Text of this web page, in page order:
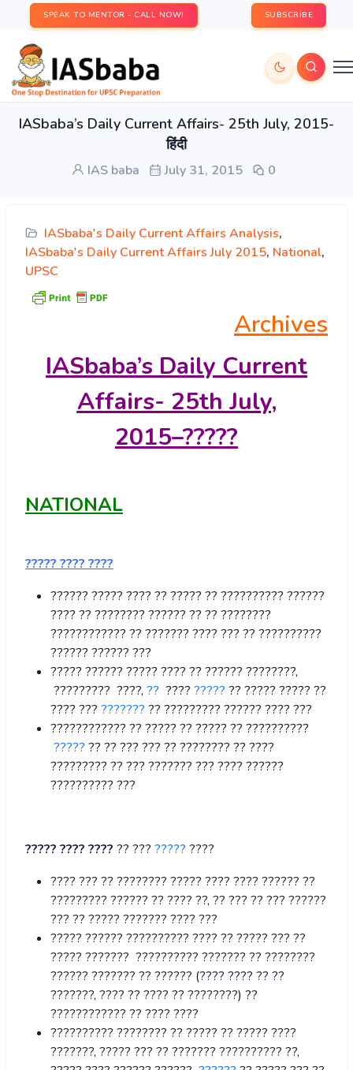
SPEAK TO MENTOR - CALL NOW! SUBSCRIBE
IASbaba’s Daily Current Affairs- 25th July, 2015-
हिंदी
IAS baba July 31, 2015 0
IASbaba's Daily Current Affairs Analysis,
IASbaba's Daily Current Affairs July 2015, National,
UPSC
Archives
IASbaba’s Daily Current
Affairs- 25th July,
2015–?????
NATIONAL
????? ???? ????
?????? ????? ???? ?? ????? ?? ?????????? ??????
???? ?? ???????? ?????? ?? ?? ????????
???????????? ?? ??????? ???? ??? ?? ??????????
?????? ?????? ???
????? ?????? ????? ???? ?? ?????? ????????,
????????? ????, ?? ???? ????? ?? ????? ????? ??
???? ??? ??????? ?? ????????? ?????? ???? ???
???????????? ?? ????? ?? ????? ?? ??????????
????? ?? ?? ??? ??? ?? ???????? ?? ????
????????? ?? ??? ??????? ??? ???? ??????
?????????? ???
????? ???? ???? ?? ??? ????? ????
???? ??? ?? ???????? ????? ???? ???? ?????? ??
????????? ?????? ?? ???? ??, ?? ??? ?? ??? ??????
??? ?? ????? ??????? ???? ???
????? ?????? ?????????? ???? ?? ????? ??? ??
????? ??????? ?????????? ??????? ?? ????????
?????? ??????? ?? ?????? (???? ???? ?? ??
???????, ???? ?? ???? ?? ????????) ??
???????????? ?? ???? ????
?????????? ???????? ?? ????? ?? ????? ????
???????, ????? ??? ?? ??????? ?????????? ??,